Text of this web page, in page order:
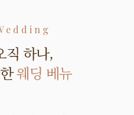
직 하나,
웨딩 베뉴